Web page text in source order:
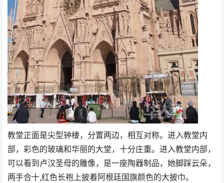
教堂正面是尖型钟楼，分置两边，相互对称。进入教堂内
部，彩色的玻璃和华丽的大堂，十分庄重。进入教堂内部，
可以看到卢汉圣母的雕像，是一座陶器制品，她脚踩云朵，
两手合十,红色长袍上披着阿根廷国旗颜色的大披巾。